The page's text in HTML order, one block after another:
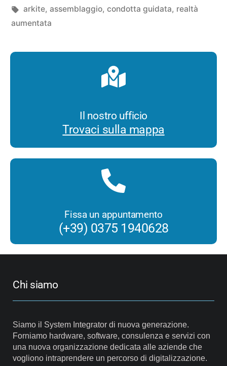
arkite, assemblaggio, condotta guidata, realtà
aumentata
Il nostro ufficio
Trovaci sulla mappa
Fissa un appuntamento
(+39) 0375 1940628
Chi siamo
Siamo il System Integrator di nuova generazione.
Forniamo hardware, software, consulenza e servizi con
una nuova organizzazione dedicata alle aziende che
vogliono intraprendere un percorso di digitalizzazione.